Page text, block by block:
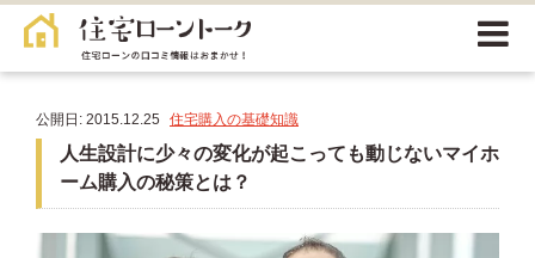
公開日: 2015.12.25 住宅購入の基礎知識
人生設計に少々の変化が起こっても動じないマイホ
ーム購入の秘策とは？